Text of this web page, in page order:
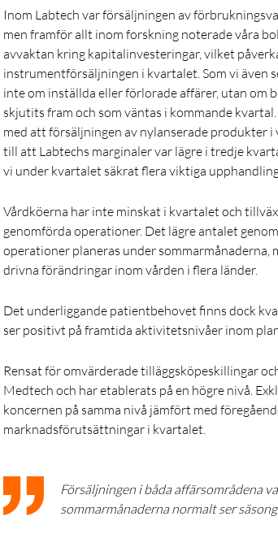
Inom Labtech var försäljningen av
men framför allt inom forskning noterade våra
avvaktan kring kapitalinvesteringar, vilket
instrumentförsäljningen i kvartalet. Som vi även
inte om inställda eller förlorade affärer, utan om
skjutits fram och som väntas i kommande
med att försäljningen av nylanserade produkter
till att Labtechs marginaler var lägre i tredje
vi under kvartalet säkrat flera viktiga
Vårdköerna har inte minskat i kvartalet och
genomförda operationer. Det lägre antalet
operationer planeras under
drivna förändringar inom vården i flera länder.
Det underliggande patientbehovet finns dock
ser positivt på framtida aktivitetsnivåer inom
Rensat för omvärderade tilläggsköpeskillingar
Medtech och har etablerats på en högre nivå.
koncernen på samma nivå jämfört med
marknadsförutsättningar i kvartalet.
Försäljningen i båda affärsområdena
sommarmånaderna normalt ser